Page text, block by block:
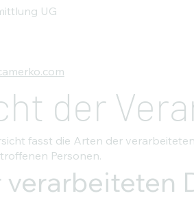
UG
der
fasst die Arten der
Personen.